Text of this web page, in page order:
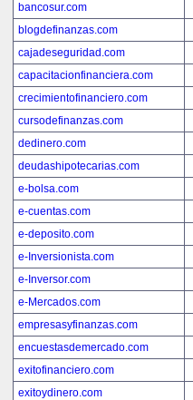
bancosur.com
blogdefinanzas.com
cajadeseguridad.com
capacitacionfinanciera.com
crecimientofinanciero.com
cursodefinanzas.com
dedinero.com
deudashipotecarias.com
e-bolsa.com
e-cuentas.com
e-deposito.com
e-Inversionista.com
e-Inversor.com
e-Mercados.com
empresasyfinanzas.com
encuestasdemercado.com
exitofinanciero.com
exitoydinero.com